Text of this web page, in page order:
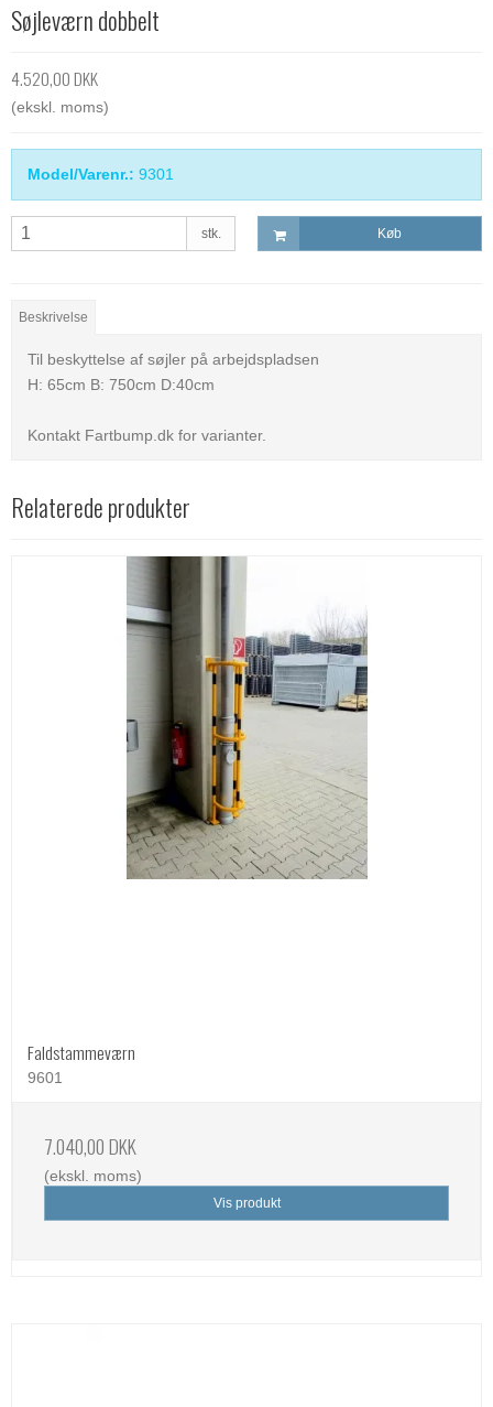
Søjleværn dobbelt
4.520,00 DKK
(ekskl. moms)
Model/Varenr.: 9301
stk. Køb
Beskrivelse
Til beskyttelse af søjler på arbejdspladsen
H: 65cm B: 750cm D:40cm
Kontakt Fartbump.dk for varianter.
Relaterede produkter
Faldstammeværn
9601
7.040,00 DKK
(ekskl. moms)
Vis produkt